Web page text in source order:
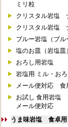
ミリ粒
クリスタル岩塩
クリスタル岩塩
ブルー岩塩（ブル
塩のお皿（岩塩皿
おろし用岩塩
岩塩用 ミル・お
メール便対応 食
お試し 食用岩塩
メール便対応
うま味岩塩 食卓用